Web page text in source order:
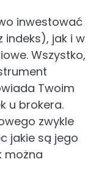
inwestować
indeks), jak i w
Wszystko,
Twoim
u brokera.
zwykle
jakie są jego
można